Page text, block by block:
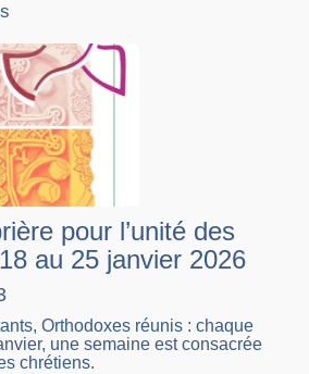
pour l’unité des
au 25 janvier 2026
Orthodoxes réunis : chaque
une semaine est consacrée
chrétiens.